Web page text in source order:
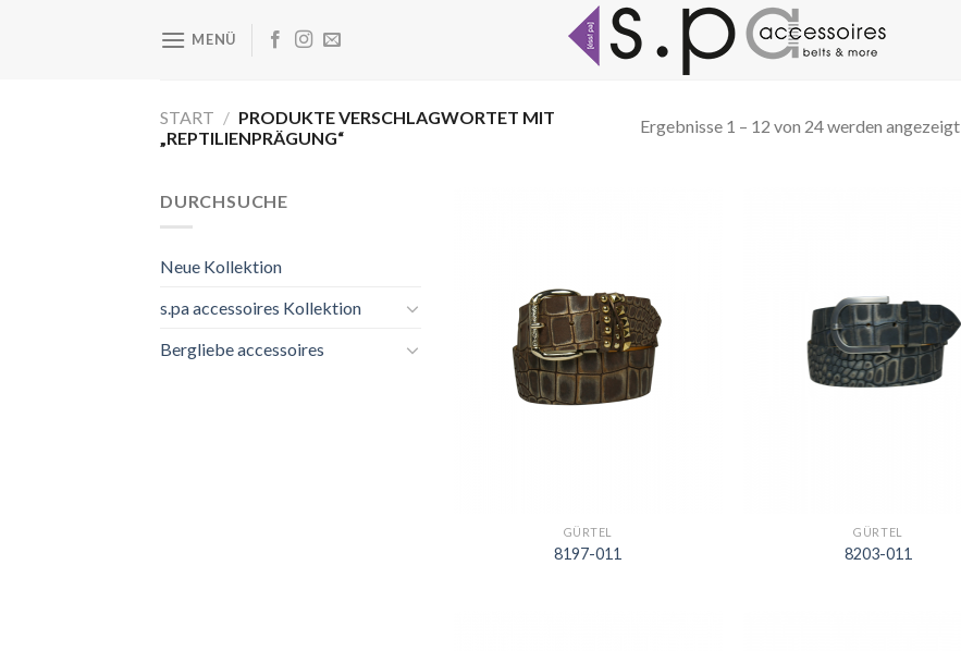
MENÜ
START / PRODUKTE VERSCHLAGWORTET MIT
„REPTILIENPRÄGUNG“
Ergebnisse 1 – 12 von 24 werden angezeigt
DURCHSUCHE
Neue Kollektion
s.pa accessoires Kollektion
Bergliebe accessoires
GÜRTEL
8197-011
GÜRTEL
8203-011